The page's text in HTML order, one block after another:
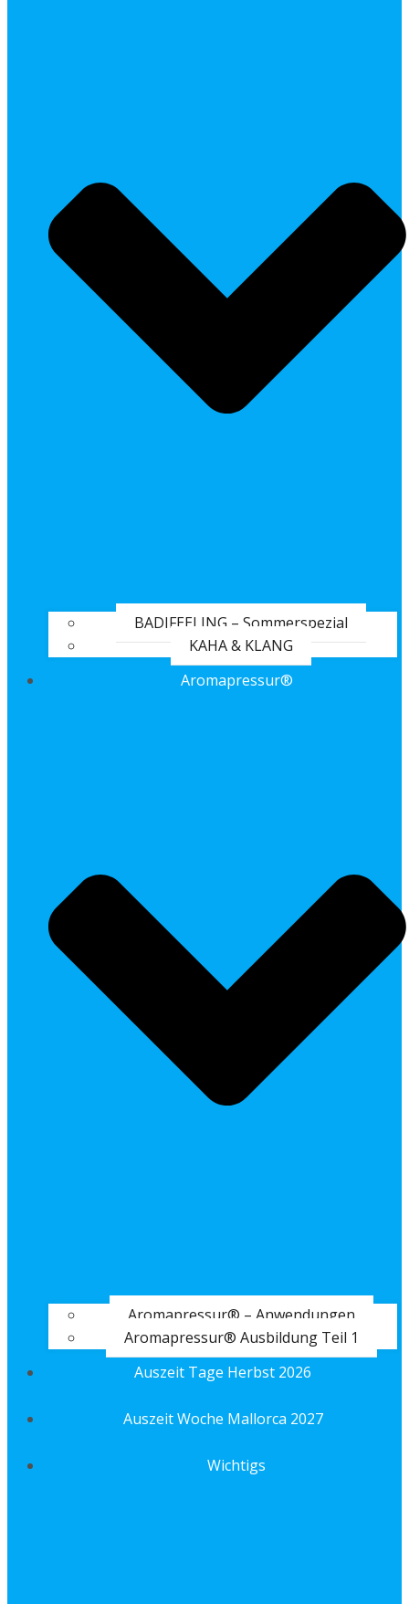
BADIFEELING – Sommerspezial
KAHA & KLANG
Aromapressur®
Aromapressur® – Anwendungen
Aromapressur® Ausbildung Teil 1
Auszeit Tage Herbst 2026
Auszeit Woche Mallorca 2027
Wichtigs